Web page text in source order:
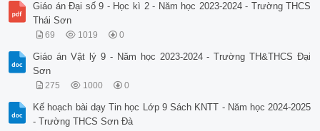
Giáo án Đại số 9 - Học kì 2 - Năm học 2023-2024 - Trường THCS
Thái Sơn
69 1019 0
Giáo án Vật lý 9 - Năm học 2023-2024 - Trường TH&THCS Đại
Sơn
275 1000 0
Kế hoạch bài dạy Tin học Lớp 9 Sách KNTT - Năm học 2024-2025
- Trường THCS Sơn Đà